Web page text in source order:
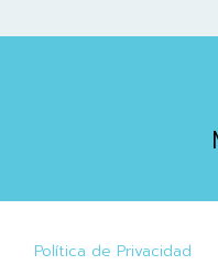
Política de Privacidad